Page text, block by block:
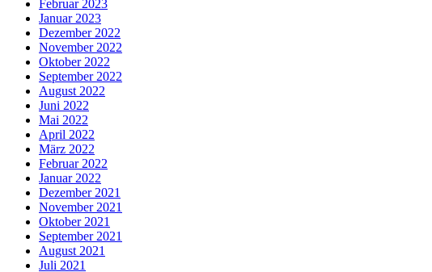
Februar 2023
Januar 2023
Dezember 2022
November 2022
Oktober 2022
September 2022
August 2022
Juni 2022
Mai 2022
April 2022
März 2022
Februar 2022
Januar 2022
Dezember 2021
November 2021
Oktober 2021
September 2021
August 2021
Juli 2021